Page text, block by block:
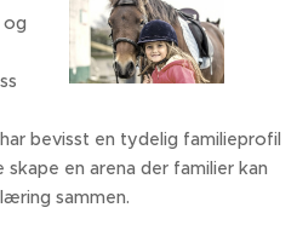
og
bevisst en tydelig familieprofil
en arena der familier kan
sammen.